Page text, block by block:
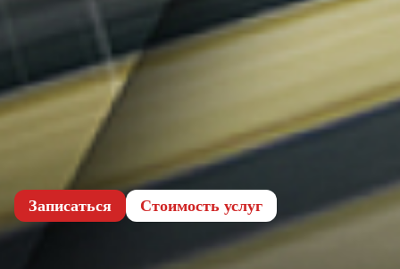
Записаться Cтоимость услуг